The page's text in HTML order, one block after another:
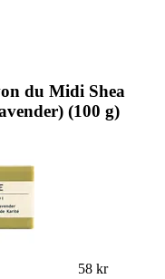
du Midi Shea
(100 g)
58 kr